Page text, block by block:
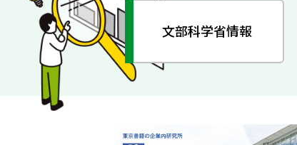
文部科学省情報